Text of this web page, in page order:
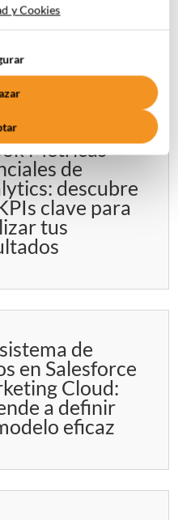
visitas y
Métricas
de
descubre
clave para
tus
de
en Salesforce
Cloud:
a definir
eficaz
y Cookies